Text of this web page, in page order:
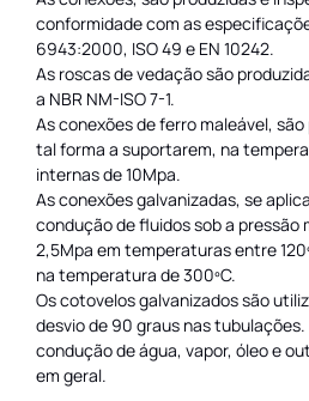
conformidade com as
6943:2000, ISO 49 e EN 10242.
As roscas de vedação são
a NBR NM-ISO 7-1.
As conexões de ferro maleável,
tal forma a suportarem, na
internas de 10Mpa.
As conexões galvanizadas, se
condução de fluidos sob a pressão
2,5Mpa em temperaturas entre
na temperatura de 300ºC.
Os cotovelos galvanizados são
desvio de 90 graus nas tubulações.
condução de água, vapor, óleo e
em geral.